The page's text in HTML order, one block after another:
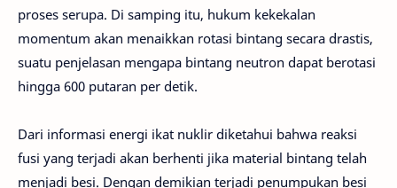
proses serupa. Di samping itu, hukum kekekalan
momentum akan menaikkan rotasi bintang secara drastis,
suatu penjelasan mengapa bintang neutron dapat berotasi
hingga 600 putaran per detik.
Dari informasi energi ikat nuklir diketahui bahwa reaksi
fusi yang terjadi akan berhenti jika material bintang telah
menjadi besi. Dengan demikian terjadi penumpukan besi